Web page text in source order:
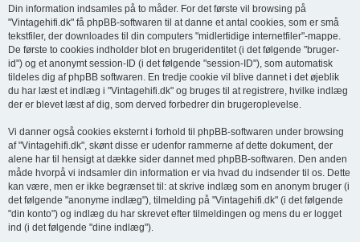
Din information indsamles på to måder. For det første vil browsing på
"Vintagehifi.dk" få phpBB-softwaren til at danne et antal cookies, som er små
tekstfiler, der downloades til din computers "midlertidige internetfiler"-mappe.
De første to cookies indholder blot en brugeridentitet (i det følgende "bruger-
id") og et anonymt session-ID (i det følgende "session-ID"), som automatisk
tildeles dig af phpBB softwaren. En tredje cookie vil blive dannet i det øjeblik
du har læst et indlæg i "Vintagehifi.dk" og bruges til at registrere, hvilke indlæg
der er blevet læst af dig, som derved forbedrer din brugeroplevelse.
Vi danner også cookies eksternt i forhold til phpBB-softwaren under browsing
af "Vintagehifi.dk", skønt disse er udenfor rammerne af dette dokument, der
alene har til hensigt at dække sider dannet med phpBB-softwaren. Den anden
måde hvorpå vi indsamler din information er via hvad du indsender til os. Dette
kan være, men er ikke begrænset til: at skrive indlæg som en anonym bruger (i
det følgende "anonyme indlæg"), tilmelding på "Vintagehifi.dk" (i det følgende
"din konto") og indlæg du har skrevet efter tilmeldingen og mens du er logget
ind (i det følgende "dine indlæg").